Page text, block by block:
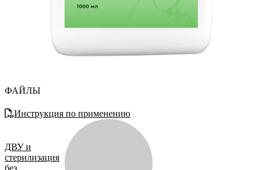
ФАЙЛЫ
Инструкция по применению
ДВУ и
стерилизация